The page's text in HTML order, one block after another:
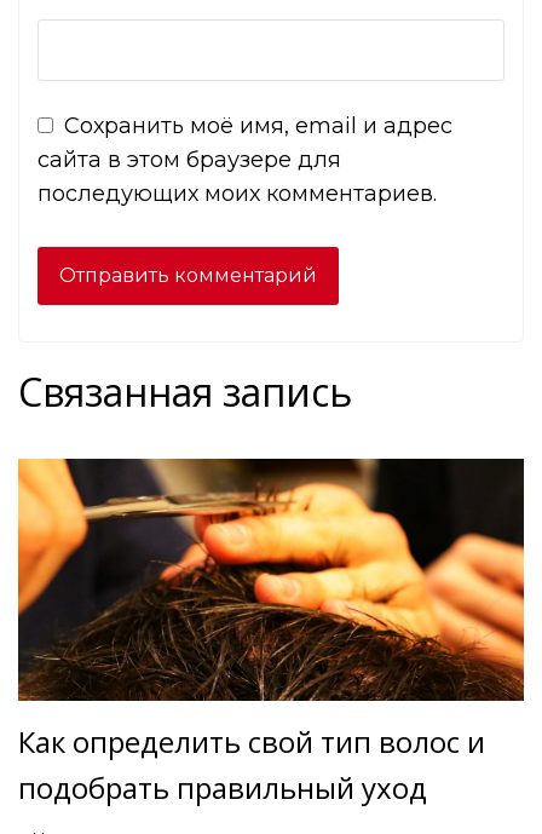
Сохранить моё имя, email и адрес
сайта в этом браузере для
последующих моих комментариев.
Связанная запись
Как определить свой тип волос и
подобрать правильный уход